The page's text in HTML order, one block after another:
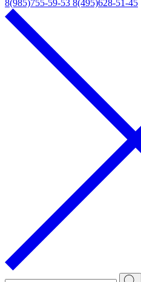
8(985)755-59-53 8(495)628-51-45